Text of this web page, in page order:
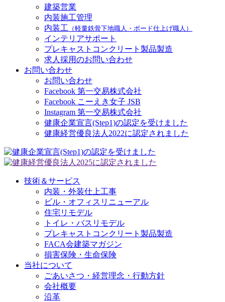
建築営業
内装施工管理
内装工 （軽量鉄骨下地職人・ボード仕上げ職人）
インテリアサポート
プレキャストコンクリート製品製造
求人採用のお問い合わせ
お問い合わせ
お問い合わせ
Facebook 第一交易株式会社
Facebook こーえき女子 JSB
Instagram 第一交易株式会社
健康企業宣言(Step1)の認定を受けました
健康経営優良法人2022に認定されました
技術＆サービス
内装・外装仕上工事
ビル・オフィスリニューアル
住宅リモデル
トイレ・バスリモデル
プレキャストコンクリート製品製造
FACA会建築マガジン
損害保険・生命保険
当社について
ごあいさつ・経営理念・行動方針
会社概要
沿革